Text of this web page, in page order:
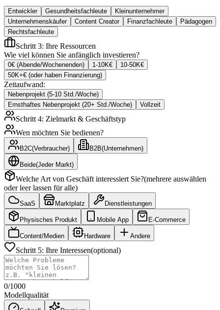
Entwickler Gesundheitsfachleute
Kleinunternehmer
Unternehmenskäufer
Content Creator Finanzfachleute
Pädagogen
Rechtsfachleute
Schritt 3: Ihre Ressourcen
Wie viel können Sie anfänglich investieren?
0€ (Abende/Wochenenden) 1-10K€
10-50K€
50K+€ (oder haben Finanzierung)
Zeitaufwand:
Nebenprojekt (5-10 Std./Woche)
Ernsthaftes Nebenprojekt (20+ Std./Woche)
Vollzeit
Schritt 4: Zielmarkt & Geschäftstyp
Wen möchten Sie bedienen?
B2C(Verbraucher) B2B(Unternehmen)
Beide(Jeder Markt)
Welche Art von Geschäft interessiert Sie?(mehrere auswählen
oder leer lassen für alle)
SaaS Marktplatz Dienstleistungen
Physisches Produkt Mobile App E-Commerce
Content/Medien Hardware Andere
Schritt 5: Ihre Interessen(optional)
0/1000
Modellqualität